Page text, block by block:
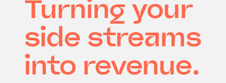
Turning your
side streams
into revenue.